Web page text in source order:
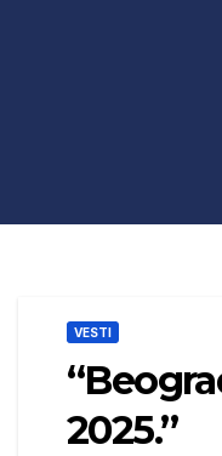
VESTI
2025.”